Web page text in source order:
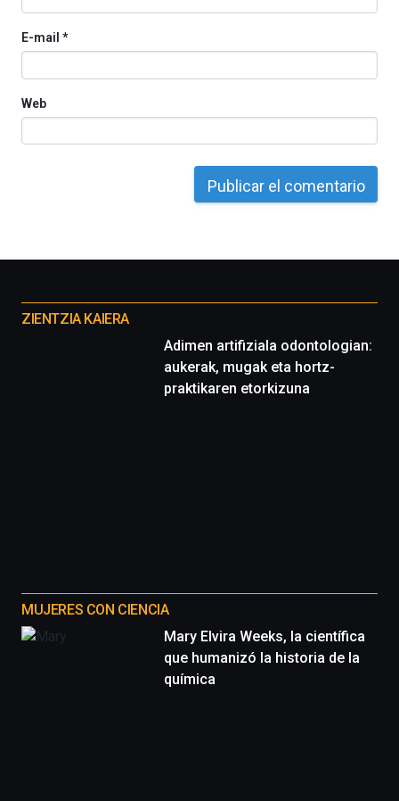
E-mail *
Web
proyectos
ZIENTZIA KAIERA
Adimen artifiziala odontologian:
aukerak, mugak eta hortz-
praktikaren etorkizuna
MUJERES CON CIENCIA
Mary Elvira Weeks, la científica
que humanizó la historia de la
química